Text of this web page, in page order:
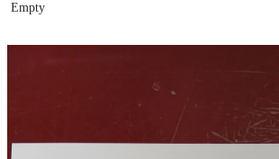
Empty